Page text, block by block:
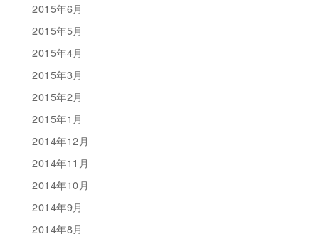
2015年6月
2015年5月
2015年4月
2015年3月
2015年2月
2015年1月
2014年12月
2014年11月
2014年10月
2014年9月
2014年8月